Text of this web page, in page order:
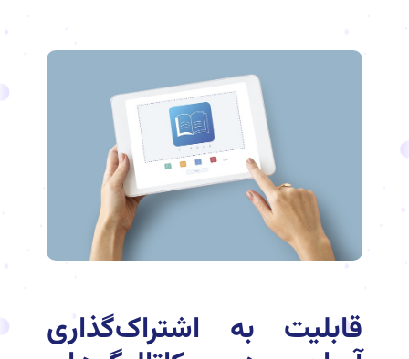
قابلیت به اشتراک‌گذاری